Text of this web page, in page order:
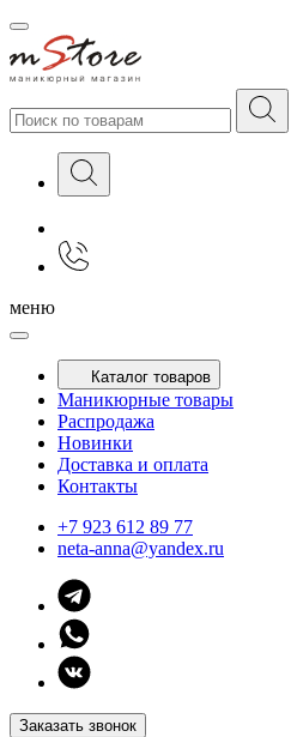
меню
Каталог товаров
Маникюрные товары
Распродажа
Новинки
Доставка и оплата
Контакты
+7 923 612 89 77
neta-anna@yandex.ru
Заказать звонок